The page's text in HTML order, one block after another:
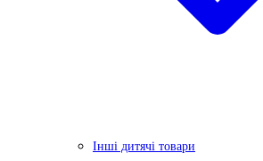
Інші дитячі товари